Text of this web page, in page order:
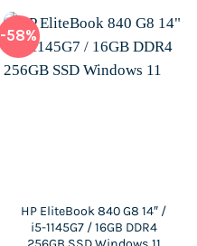
-58%
HP EliteBook 840 G8 14″ /
i5-1145G7 / 16GB DDR4